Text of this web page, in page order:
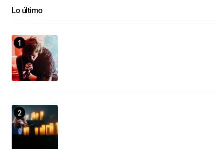
Lo último